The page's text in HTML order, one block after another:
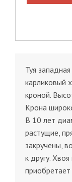
Туя
карликовый
кроной.
Крона
В 10 лет
растущие,
закручены,
к другу.